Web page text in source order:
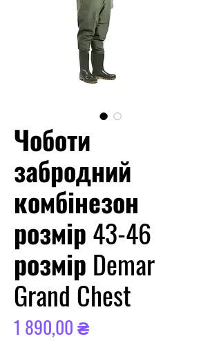
Чоботи
забродний
комбінезон
розмір 43-46
розмір Demar
Grand Chest
1 890,00 ₴Ціна